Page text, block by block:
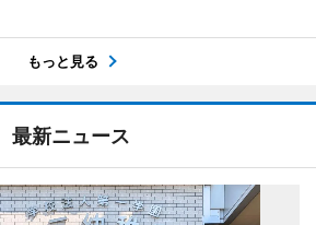
もっと見る
最新ニュース